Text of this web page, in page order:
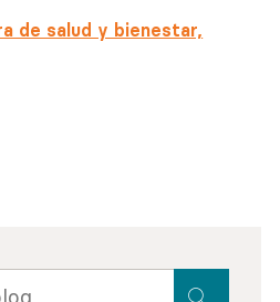
de salud y bienestar,